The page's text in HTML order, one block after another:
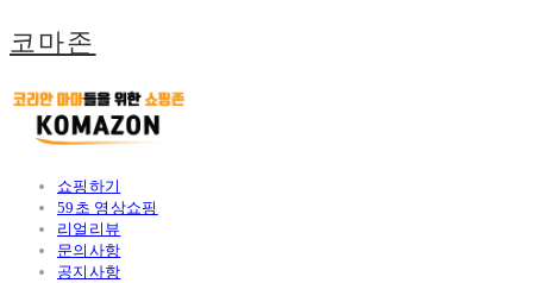
코마존
쇼핑하기
59초 영상쇼핑
리얼리뷰
문의사항
공지사항